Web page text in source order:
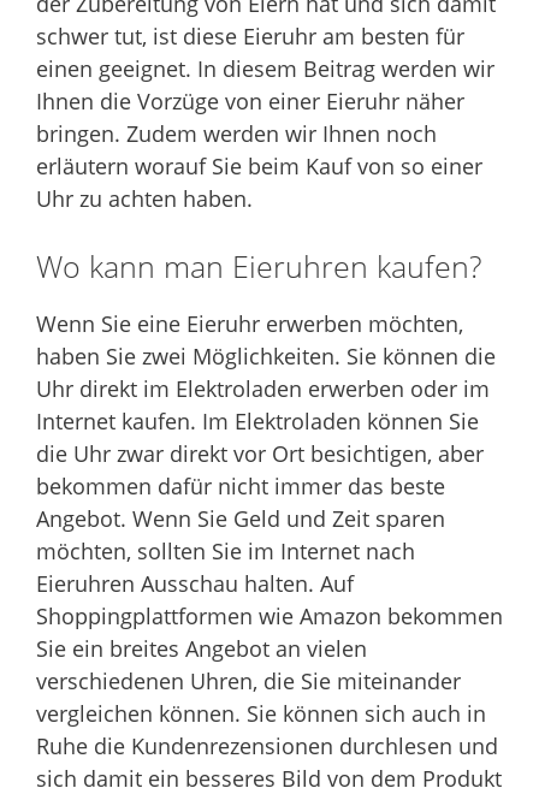
schwer tut, ist diese Eieruhr am besten für
einen geeignet. In diesem Beitrag werden wir
Ihnen die Vorzüge von einer Eieruhr näher
bringen. Zudem werden wir Ihnen noch
erläutern worauf Sie beim Kauf von so einer
Uhr zu achten haben.
Wo kann man Eieruhren kaufen?
Wenn Sie eine Eieruhr erwerben möchten,
haben Sie zwei Möglichkeiten. Sie können die
Uhr direkt im Elektroladen erwerben oder im
Internet kaufen. Im Elektroladen können Sie
die Uhr zwar direkt vor Ort besichtigen, aber
bekommen dafür nicht immer das beste
Angebot. Wenn Sie Geld und Zeit sparen
möchten, sollten Sie im Internet nach
Eieruhren Ausschau halten. Auf
Shoppingplattformen wie Amazon bekommen
Sie ein breites Angebot an vielen
verschiedenen Uhren, die Sie miteinander
vergleichen können. Sie können sich auch in
Ruhe die Kundenrezensionen durchlesen und
sich damit ein besseres Bild von dem Produkt